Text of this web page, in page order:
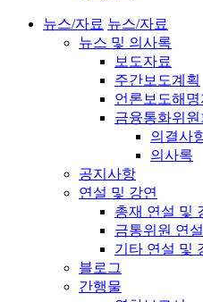
뉴스/자료 뉴스/자료
뉴스 및 의사록
보도자료
주간보도계획
언론보도해명
금융통화위
의결사
의사록
공지사항
연설 및 강연
총재 연설 및
금통위원 연
기타 연설 및
블로그
간행물